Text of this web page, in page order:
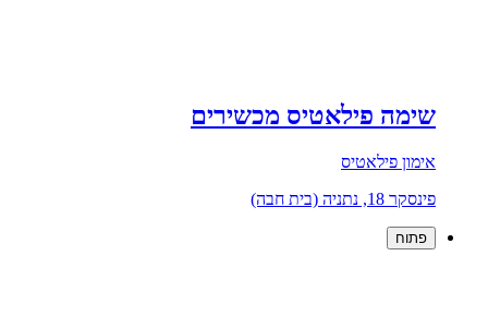
שימה פילאטיס מכשירים
אימון פילאטיס
פינסקר 18, נתניה (בית חבה)
פתוח